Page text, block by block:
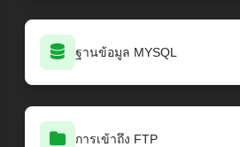
ฐานข้อมูล MYSQL
การเข้าถึง FTP